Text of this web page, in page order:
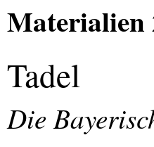
Materialien
Tadel
Die